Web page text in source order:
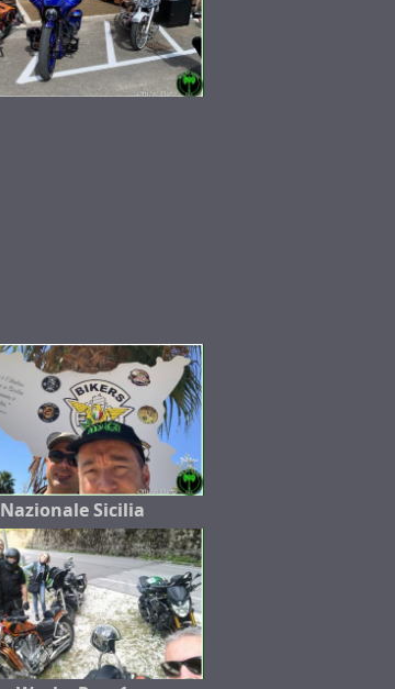
Nazionale Sicilia